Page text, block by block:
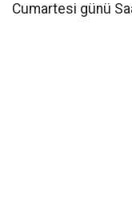
Cumartesi günü